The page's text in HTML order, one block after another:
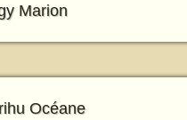
Marion
Océane